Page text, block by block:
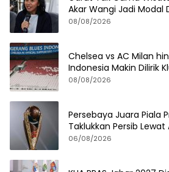
Akar Wangi Jadi Modal
08/08/2026
Chelsea vs AC Milan
Indonesia Makin Dilirik
08/08/2026
Persebaya Juara Piala
Taklukkan Persib
06/08/2026